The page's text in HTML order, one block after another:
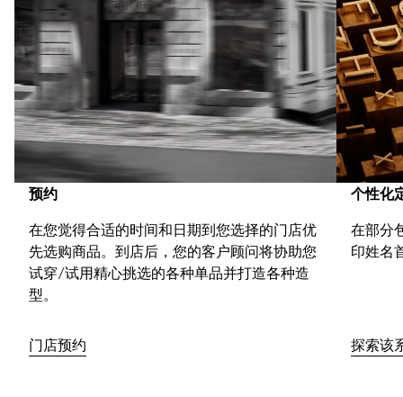
预约
在您觉得合适的时间和日期到您选择的门店优
先选购商品。到店后，您的客户顾问将协助您
试穿/试用精心挑选的各种单品并打造各种造
型。
门店预约
个性化
在部分
印姓名
探索该